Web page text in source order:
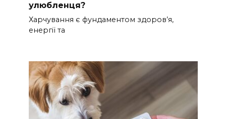
улюбленця?
Харчування є фундаментом здоров’я,
енергії та